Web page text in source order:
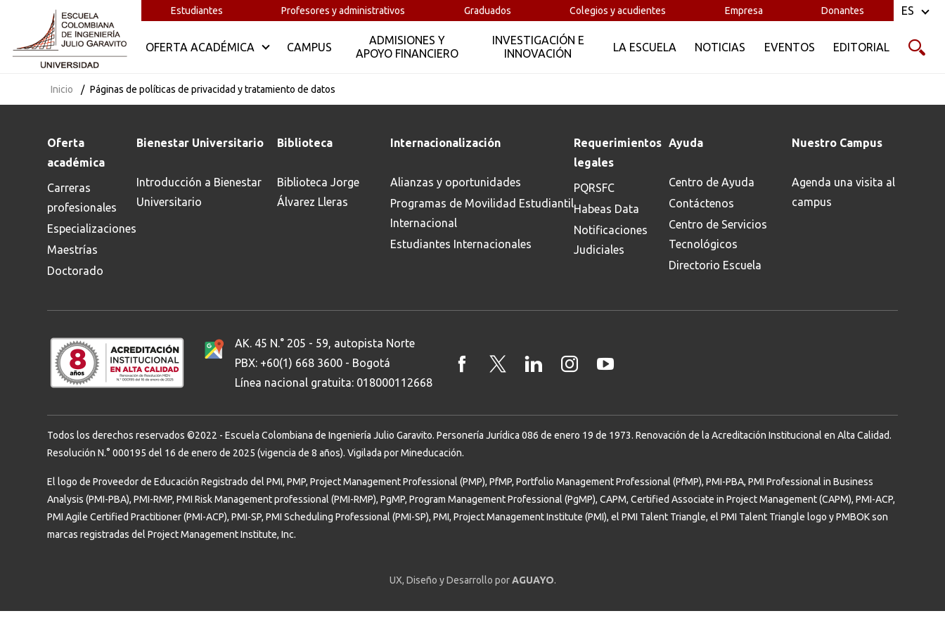
Estudiantes Profesores y administrativos Graduados Colegios y acudientes Empresa Donantes
OFERTA ACADÉMICA CAMPUS
ADMISIONES Y
APOYO FINANCIERO
INVESTIGACIÓN E
INNOVACIÓN
LA ESCUELA NOTICIAS EVENTOS EDITORIAL
ES
Inicio Páginas de políticas de privacidad y tratamiento de datos
Ordenar por:
Buscar
Oferta
académica
Carreras
profesionales
Especializaciones
Maestrías
Doctorado
Bienestar Universitario
Introducción a Bienestar
Universitario
Biblioteca
Biblioteca Jorge
Álvarez Lleras
Internacionalización
Alianzas y oportunidades
Programas de Movilidad Estudiantil
Internacional
Estudiantes Internacionales
Requerimientos
legales
PQRSFC
Habeas Data
Notificaciones
Judiciales
Ayuda
Centro de Ayuda
Contáctenos
Centro de Servicios
Tecnológicos
Directorio Escuela
Nuestro Campus
Agenda una visita al
campus
AK. 45 N.° 205 - 59, autopista Norte
PBX: +60(1) 668 3600 - Bogotá
Línea nacional gratuita: 018000112668
Todos los derechos reservados ©2022 - Escuela Colombiana de Ingeniería Julio Garavito. Personería Jurídica 086 de enero 19 de 1973. Renovación de la Acreditación Institucional en Alta Calidad.
Resolución N.° 000195 del 16 de enero de 2025 (vigencia de 8 años). Vigilada por Mineducación.
El logo de Proveedor de Educación Registrado del PMI, PMP, Project Management Professional (PMP), PfMP, Portfolio Management Professional (PfMP), PMI-PBA, PMI Professional in Business
Analysis (PMI-PBA), PMI-RMP, PMI Risk Management professional (PMI-RMP), PgMP, Program Management Professional (PgMP), CAPM, Certified Associate in Project Management (CAPM), PMI-ACP,
PMI Agile Certified Practitioner (PMI-ACP), PMI-SP, PMI Scheduling Professional (PMI-SP), PMI, Project Management Institute (PMI), el PMI Talent Triangle, el PMI Talent Triangle logo y PMBOK son
marcas registradas del Project Management Institute, Inc.
UX, Diseño y Desarrollo porAGUAYO.